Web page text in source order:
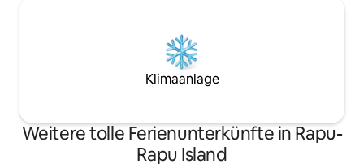
Klimaanlage
Weitere tolle Ferienunterkünfte in Rapu-
Rapu Island